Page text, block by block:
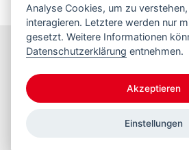
Bleiben Sie
© 2026 VSE
Analyse Cookies, um zu
interagieren. Letztere werden nur
gesetzt. Weitere Informationen
Datenschutzerklärung entnehmen.
Akzeptieren
Einstellungen